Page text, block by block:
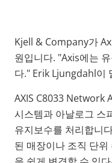
Kjell & Company가
원입니다. "Axis에는
다." Erik Ljungdahl이
AXIS C8033 Network
시스템과 아날로그 스
유지보수를 처리합니
된 매장이나 조직 단